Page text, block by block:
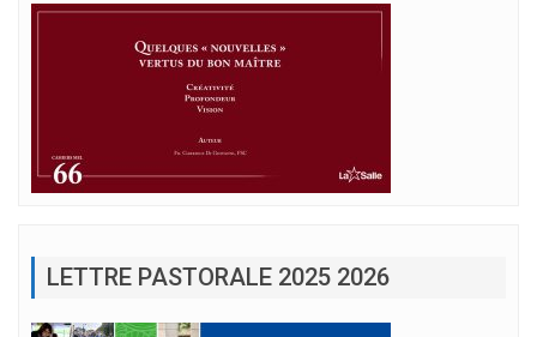
LETTRE PASTORALE 2025 2026